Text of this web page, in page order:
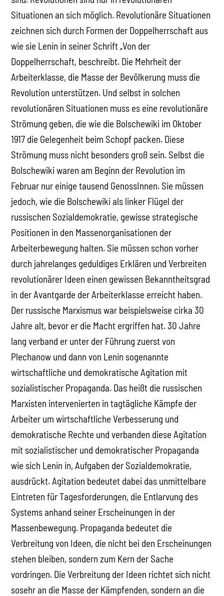
Situationen an sich möglich. Revolutionäre Situationen
zeichnen sich durch Formen der Doppelherrschaft aus
wie sie Lenin in seiner Schrift „Von der
Doppelherrschaft, beschreibt. Die Mehrheit der
Arbeiterklasse, die Masse der Bevölkerung muss die
Revolution unterstützen. Und selbst in solchen
revolutionären Situationen muss es eine revolutionäre
Strömung geben, die wie die Bolschewiki im Oktober
1917 die Gelegenheit beim Schopf packen. Diese
Strömung muss nicht besonders groß sein. Selbst die
Bolschewiki waren am Beginn der Revolution im
Februar nur einige tausend GenossInnen. Sie müssen
jedoch, wie die Bolschewiki als linker Flügel der
russischen Sozialdemokratie, gewisse strategische
Positionen in den Massenorganisationen der
Arbeiterbewegung halten. Sie müssen schon vorher
durch jahrelanges geduldiges Erklären und Verbreiten
revolutionärer Ideen einen gewissen Bekanntheitsgrad
in der Avantgarde der Arbeiterklasse erreicht haben.
Der russische Marxismus war beispielsweise cirka 30
Jahre alt, bevor er die Macht ergriffen hat. 30 Jahre
lang verband er unter der Führung zuerst von
Plechanow und dann von Lenin sogenannte
wirtschaftliche und demokratische Agitation mit
sozialistischer Propaganda. Das heißt die russischen
Marxisten intervenierten in tagtägliche Kämpfe der
Arbeiter um wirtschaftliche Verbesserung und
demokratische Rechte und verbanden diese Agitation
mit sozialistischer und demokratischer Propaganda
wie sich Lenin in, Aufgaben der Sozialdemokratie,
ausdrückt. Agitation bedeutet dabei das unmittelbare
Eintreten für Tagesforderungen, die Entlarvung des
Systems anhand seiner Erscheinungen in der
Massenbewegung. Propaganda bedeutet die
Verbreitung von Ideen, die nicht bei den Erscheinungen
stehen bleiben, sondern zum Kern der Sache
vordringen. Die Verbreitung der Ideen richtet sich nicht
sosehr an die Masse der Kämpfenden, sondern an die